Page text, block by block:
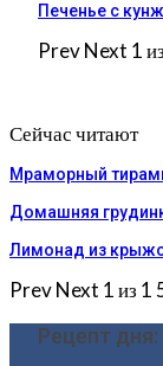
Печенье с
PrevNext 1
Сейчас читают
Мраморный
Домашняя
Лимонад из
PrevNext 1 из 1
Рецепт дня: